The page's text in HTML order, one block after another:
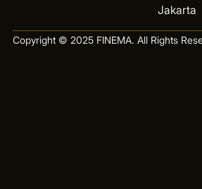
Jakarta
Copyright © 2025 FINEMA. All Rights